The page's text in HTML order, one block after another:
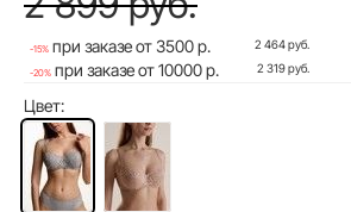
-15% при заказе от 3500 р. 2 464 руб.
-20% при заказе от 10000 р. 2 319 руб.
Цвет: